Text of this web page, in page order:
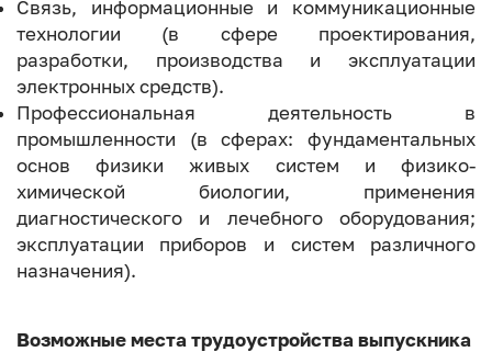
Связь, информационные и коммуникационные
технологии (в сфере проектирования,
разработки, производства и эксплуатации
электронных средств).
Профессиональная деятельность в
промышленности (в сферах: фундаментальных
основ физики живых систем и физико-
химической биологии, применения
диагностического и лечебного оборудования;
эксплуатации приборов и систем различного
назначения).
Возможные места трудоустройства выпускника